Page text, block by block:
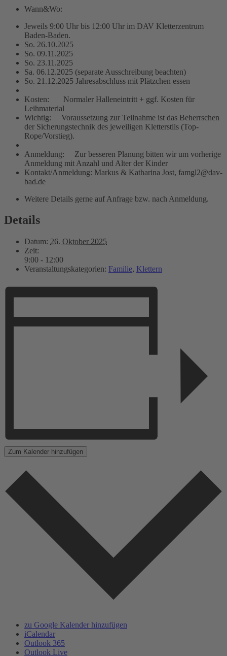
Wann&Wo:
Jeweils 9:00 Uhr bis 12:00 Uhr im DAV Kletterzentrum
Baden-Baden.
So. 26.10.2025
So. 09.11.2025
So. 23.11.2025
Sa. 06.12.2025 (separate Ausschreibung beachten)
So. 21.12.2025 Jahresabschluss mit Plätzchen essen
Kosten: Normaler Halleneintritt + ggf. Kosten für
Leihmaterial
Wichtig: Voraussetzung zur Teilnahme ist das Beherrschen
der Sicherungstechnik des jeweiligen Kletterstils (Top-
Rope/Vorstieg).
Anmeldung: Zur besseren Planung bitten wir um vorherige
Anmeldung mit Anzahl und Alter der Kinder
Kontakt/Anmeldung: Markus & Katharina Jost, famgl2@dav-
bad.de
Weitere Details gerne auf Anfrage bzw. nach Anmeldung.
Details
Datum: 26. Oktober 2025
Zeit:
9:00 - 12:00
Veranstaltungskategorien: Familie, Klettern
Zum Kalender hinzufügen
zu Google Kalender hinzufügen
iCalendar
Outlook 365
Outlook Live